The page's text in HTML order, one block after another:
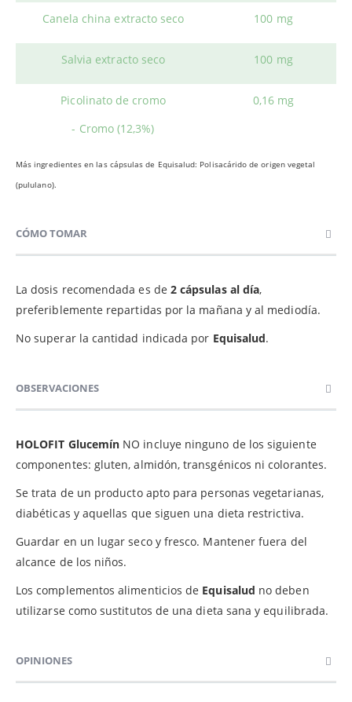
Canela china extracto seco 100 mg
Salvia extracto seco 100 mg
Picolinato de cromo
- Cromo (12,3%)
0,16 mg
Más ingredientes en las cápsulas de Equisalud: Polisacárido de origen vegetal
(pululano).
CÓMO TOMAR
La dosis recomendada es de 2 cápsulas al día,
preferiblemente repartidas por la mañana y al mediodía.
No superar la cantidad indicada por Equisalud.
OBSERVACIONES
HOLOFIT Glucemín NO incluye ninguno de los siguiente
componentes: gluten, almidón, transgénicos ni colorantes.
Se trata de un producto apto para personas vegetarianas,
diabéticas y aquellas que siguen una dieta restrictiva.
Guardar en un lugar seco y fresco. Mantener fuera del
alcance de los niños.
Los complementos alimenticios de Equisalud no deben
utilizarse como sustitutos de una dieta sana y equilibrada.
OPINIONES